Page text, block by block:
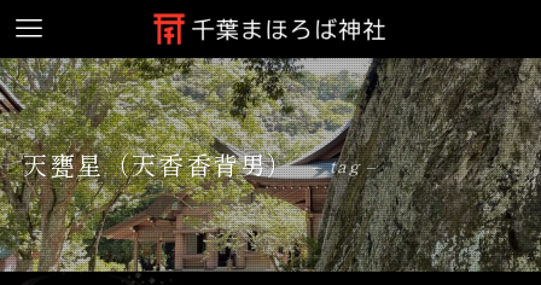
天甕星（天香香背男） – tag –